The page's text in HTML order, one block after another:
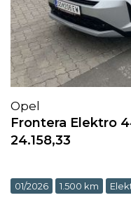
Opel
Frontera Elektro
24.158,33
01/2026 1.500 km